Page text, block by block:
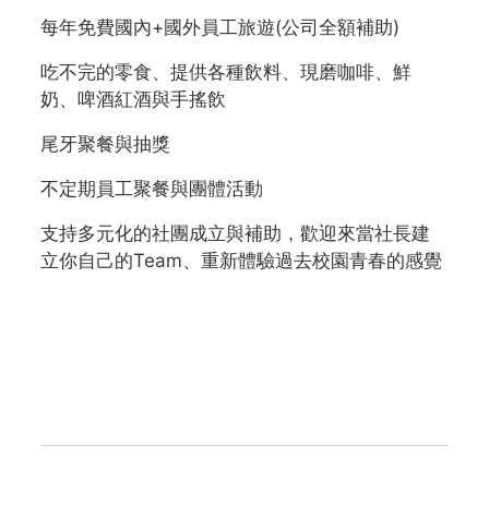
每年免費國內+國外員工旅遊(公司全額補助)
吃不完的零食、提供各種飲料、現磨咖啡、鮮
奶、啤酒紅酒與手搖飲
尾牙聚餐與抽獎
不定期員工聚餐與團體活動
支持多元化的社團成立與補助，歡迎來當社長建
立你自己的Team、重新體驗過去校園青春的感覺